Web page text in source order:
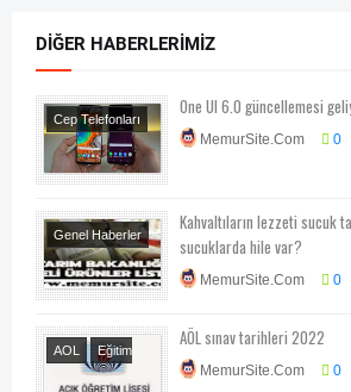
DIĞER HABERLERIMIZ
Cep Telefonları
Teknoloji
One UI 6.0 güncellemesi
MemurSite.Com 0
Genel Haberler
Sağlık
Kahvaltıların lezzeti sucuk
sucuklarda hile var?
MemurSite.Com 0
AOL
Eğitim
Haberleri
AÖL sınav tarihleri 2022
MemurSite.Com 0